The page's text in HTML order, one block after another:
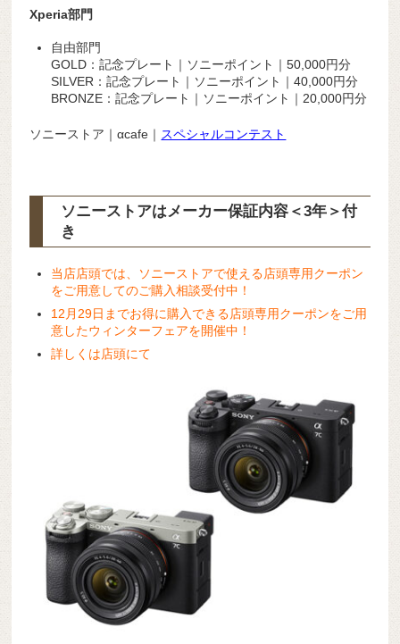
Xperia部門
自由部門
GOLD：記念プレート｜ソニーポイント｜50,000円分
SILVER：記念プレート｜ソニーポイント｜40,000円分
BRONZE：記念プレート｜ソニーポイント｜20,000円分
ソニーストア｜αcafe｜ スペシャルコンテスト
ソニーストアはメーカー保証内容 ＜3年＞付
き
当店店頭では、ソニーストアで使える店頭専用クーポン
をご用意してのご購入相談受付中！
12月29日までお得に購入できる店頭専用クーポンをご用
意したウィンターフェアを開催中！
詳しくは店頭にて